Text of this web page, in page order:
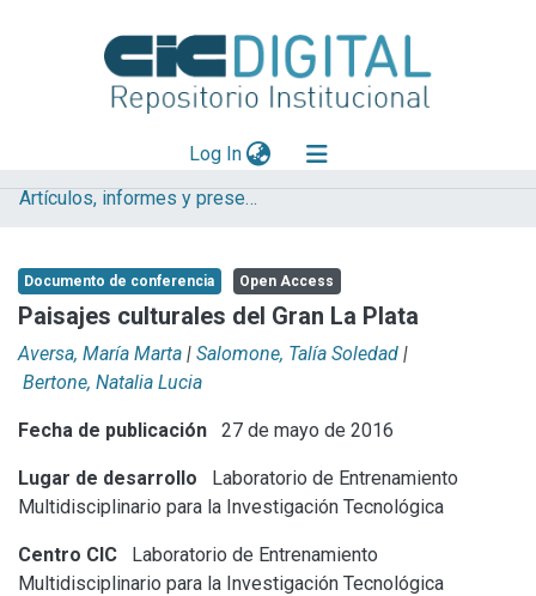
Log In(current)
Explorar
Aportar material
Statistics
Artículos, informes y presentaciones en Congresos LEMIT
Documento de conferencia Open Access
Paisajes culturales del Gran La Plata
Aversa, María Marta | Salomone, Talía Soledad |
Bertone, Natalia Lucia
Fecha de publicación 27 de mayo de 2016
Lugar de desarrollo
Laboratorio de Entrenamiento
Multidisciplinario para la Investigación Tecnológica
Centro CIC
Laboratorio de Entrenamiento
Multidisciplinario para la Investigación Tecnológica